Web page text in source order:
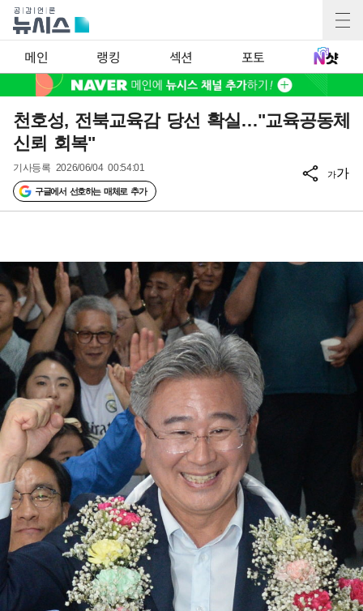
메인 랭킹 섹션 포토
천호성, 전북교육감 당선 확실…"교육공동체
신뢰 회복"
기사등록 2026/06/04 00:54:01
구글에서 선호하는 매체로 추가
가가